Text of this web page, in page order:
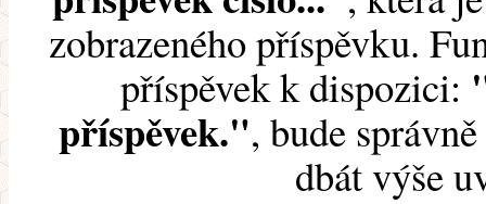
zobrazeného příspěvku.
příspěvek k dispozici:
příspěvek.", bude
dbát výše